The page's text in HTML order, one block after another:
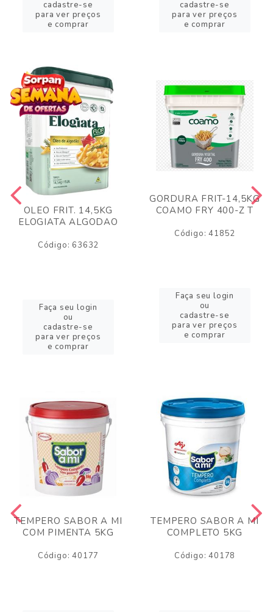
cadastre-se
para ver preços
e comprar
cadastre-se
para ver preços
e comprar
OLEO FRIT. 14,5KG
ELOGIATA ALGODAO
Código: 63632
Faça seu login
ou
cadastre-se
para ver preços
e comprar
GORDURA FRIT-14,5KG
COAMO FRY 400-Z T
Código: 41852
Faça seu login
ou
cadastre-se
para ver preços
e comprar
TEMPERO SABOR A MI
COM PIMENTA 5KG
Código: 40177
TEMPERO SABOR A MI
COMPLETO 5KG
Código: 40178